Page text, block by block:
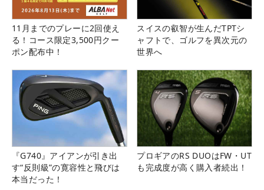
11月までのプレーに2回使え
る！コース限定3,500円クー
ポン配布中！
スイスの叡智が生んだTPTシ
ャフトで、ゴルフを異次元の
世界へ
『G740』アイアンが引き出
す“反則級”の寛容性と飛びは
本当だった！
プロギアのRS DUOはFW・UT
も完成度が高く購入者続出！